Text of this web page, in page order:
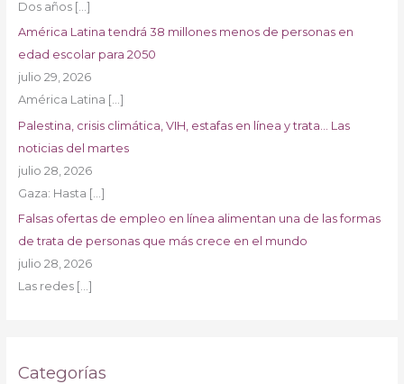
Dos años […]
América Latina tendrá 38 millones menos de personas en
edad escolar para 2050
julio 29, 2026
América Latina […]
Palestina, crisis climática, VIH, estafas en línea y trata… Las
noticias del martes
julio 28, 2026
Gaza: Hasta […]
Falsas ofertas de empleo en línea alimentan una de las formas
de trata de personas que más crece en el mundo
julio 28, 2026
Las redes […]
Categorías